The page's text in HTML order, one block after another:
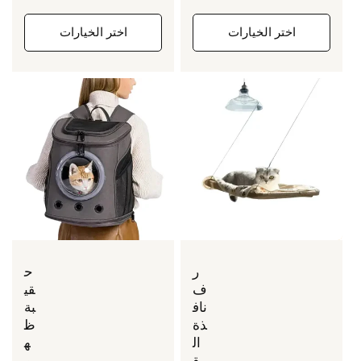
اختر الخيارات
العادي
اختر الخيارات
ح
قي
بة
ظ
ه
ر
ف
ناف
ذة
ال